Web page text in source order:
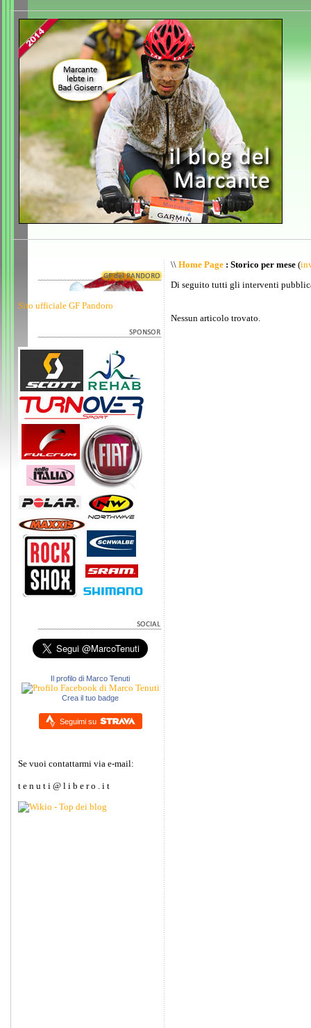
Sito ufficiale GF Pandoro
Il profilo di Marco Tenuti
Crea il tuo badge
Seguimi su
Se vuoi contattarmi via e-mail:
t e n u t i @ l i b e r o . i t
\\ Home Page : Storico per mese (
Di seguito tutti gli interventi
Nessun articolo trovato.